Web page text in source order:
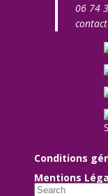
06 74
Conditions
Mentions